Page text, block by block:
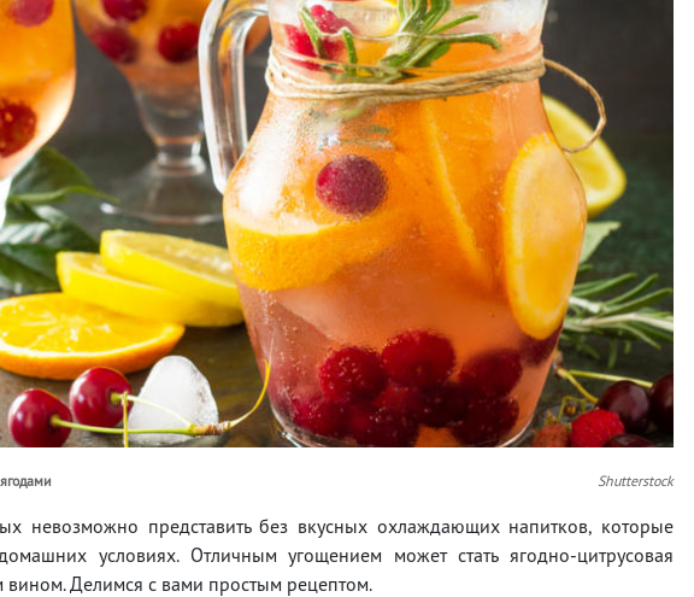
Shutterstock
невозможно представить без вкусных охлаждающих напитков, которые
условиях. Отличным угощением может стать ягодно-цитрусовая
Делимся с вами простым рецептом.